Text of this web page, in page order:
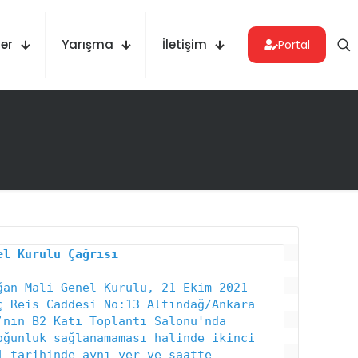
Yarışma İletişim Portal
TMPF Olağan Genel Kurulu ve Olağan Mali Genel Kurulu Çağrısı
Mali Genel Kurulu, 21 Ekim 2021
Caddesi No:13 Altındağ/Ankara
B2 Katı Toplantı Salonu'nda
sağlanamaması halinde ikinci
tarihinde aynı yer ve saatte